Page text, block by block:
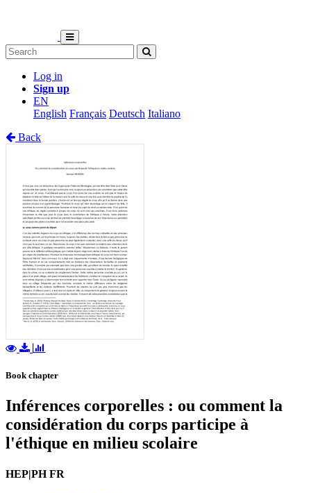
Log in
Sign up
EN
English Français Deutsch Italiano
Back
Book chapter
Inférences corporelles : ou comment la
considération du corps participe à
l'éthique en milieu scolaire
HEP|PH FR